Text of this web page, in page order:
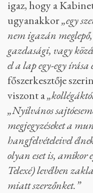
igaz, hogy a
ugyanakkor„egy
nem igazán
gazdasági, vagy
el a lap egy-egy írása
főszerkesztője
viszont a
„Nyilvános
megjegyzéseket a
hangfelvételeivel
olyan eset is, amikor
Telexé) levélben
miatt szerzőnket.”